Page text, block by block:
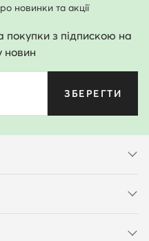
новинки та акції
з підпискою на
новин
ЗБЕРЕГТИ